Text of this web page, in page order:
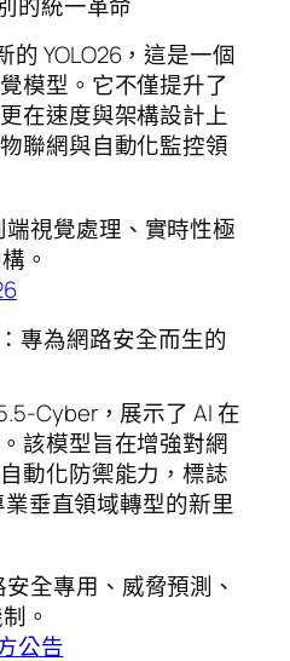
YOLO26，這是一個
模型。它不僅提升了
在速度與架構設計上
聯網與自動化監控領
端視覺處理、實時性極
。
專為網路安全而生的
Cyber，展示了 AI 在
該模型旨在增強對網
動化防禦能力，標誌
垂直領域轉型的新里
全專用、威脅預測、
。
公告